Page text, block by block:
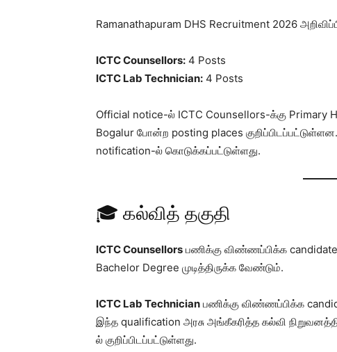
Ramanathapuram DHS Recruitment 2026
ICTC Counsellors: 4 Posts
ICTC Lab Technician: 4 Posts
Official notice-ல் ICTC Counsellors-க்கு Primary
Bogalur போன்ற posting places
notification-ல் கொடுக்கப்பட்டுள்ளது.
🎓 கல்வித் தகுதி
ICTC Counsellors பணிக்கு விண்ணப்பிக்க
Bachelor Degree முடித்திருக்க வேண்டும்.
ICTC Lab Technician பணிக்கு விண்ணப்பிக்க
இந்த qualification அரசு அங்கீகரித்த கல்வி
ல் குறிப்பிடப்பட்டுள்ளது.